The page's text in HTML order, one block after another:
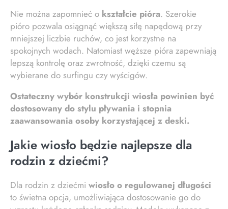
Nie można zapomnieć o kształcie pióra. Szerokie
pióro pozwala osiągnąć większą siłę napędową przy
mniejszej liczbie ruchów, co jest korzystne na
spokojnych wodach. Natomiast węższe pióra zapewniają
lepszą kontrolę oraz zwrotność, dzięki czemu są
wybierane do surfingu czy wyścigów.
Ostateczny wybór konstrukcji wiosła powinien być
dostosowany do stylu pływania i stopnia
zaawansowania osoby korzystającej z deski.
Jakie wiosło będzie najlepsze dla
rodzin z dziećmi?
Dla rodzin z dziećmi wiosło o regulowanej długości
to świetna opcja, umożliwiająca dostosowanie go do